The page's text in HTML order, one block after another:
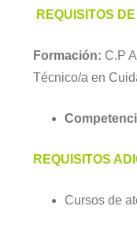
REQUISITOS
Formación: C.P
Técnico/a en
REQUISITOS
Cursos de